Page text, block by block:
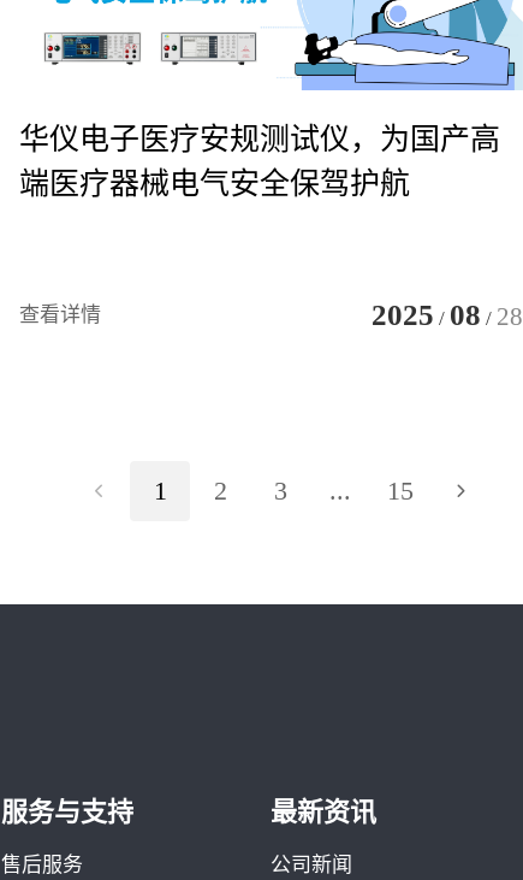
华仪电子医疗安规测试仪，为国产高
端医疗器械电气安全保驾护航
查看详情 2025 / 08 / 28
1 2 3 ... 15
服务与支持
售后服务
最新资讯
公司新闻